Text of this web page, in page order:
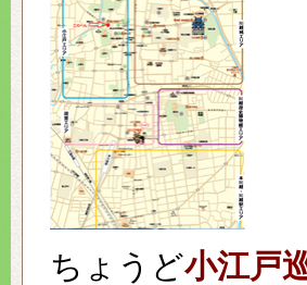
ちょうど小江戸